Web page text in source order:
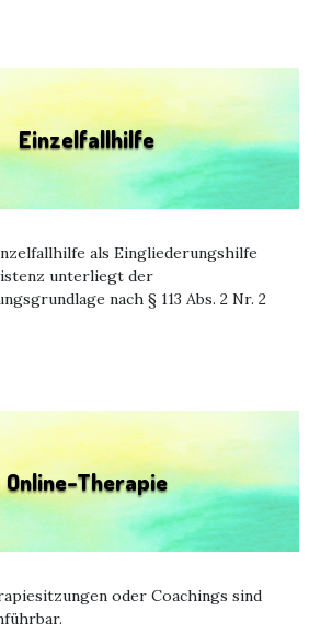
Einzelfallhilfe
als Eingliederungshilfe
unterliegt der
nach § 113 Abs. 2 Nr. 2
Online-Therapie
oder Coachings sind